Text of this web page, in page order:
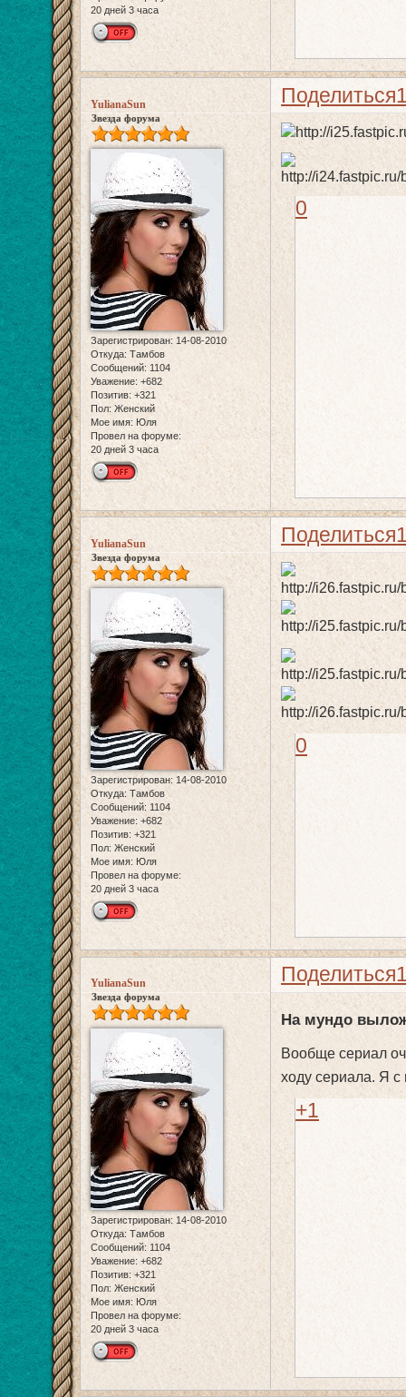
20 дней 3 часа
Поделиться
YulianaSun
Звезда форума
Зарегистрирован: 14-08-2010
Откуда: Тамбов
Сообщений: 1104
Уважение: +682
Позитив: +321
Пол: Женский
Мое имя: Юля
Провел на форуме:
20 дней 3 часа
0
Поделиться
YulianaSun
Звезда форума
Зарегистрирован: 14-08-2010
Откуда: Тамбов
Сообщений: 1104
Уважение: +682
Позитив: +321
Пол: Женский
Мое имя: Юля
Провел на форуме:
20 дней 3 часа
0
Поделиться
YulianaSun
Звезда форума
Зарегистрирован: 14-08-2010
Откуда: Тамбов
Сообщений: 1104
Уважение: +682
Позитив: +321
Пол: Женский
Мое имя: Юля
Провел на форуме:
20 дней 3 часа
На мундо
Вообще сериал
ходу сериала. Я с
+1